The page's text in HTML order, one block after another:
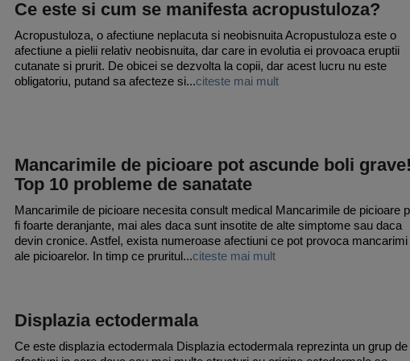
Ce este si cum se manifesta acropustuloza?
Acropustuloza, o afectiune neplacuta si neobisnuita Acropustuloza este o
afectiune a pielii relativ neobisnuita, dar care in evolutia ei provoaca eruptii
cutanate si prurit. De obicei se dezvolta la copii, dar acest lucru nu este
obligatoriu, putand sa afecteze si...citeste mai mult
Mancarimile de picioare pot ascunde boli
Top 10 probleme de sanatate
Mancarimile de picioare necesita consult medical Mancarimile de picioare
fi foarte deranjante, mai ales daca sunt insotite de alte simptome sau daca
devin cronice. Astfel, exista numeroase afectiuni ce pot provoca mancarimi
ale picioarelor. In timp ce pruritul...citeste mai mult
Displazia ectodermala
Ce este displazia ectodermala Displazia ectodermala reprezinta un grup de